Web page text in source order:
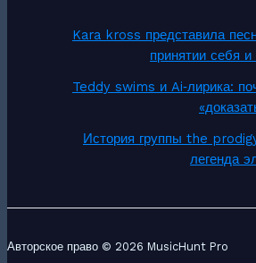
Kara kross представила
принятии себя
Teddy swims и Ai‑лирика:
История группы the
легенда
Авторское право © 2026 MusicHunt Pro